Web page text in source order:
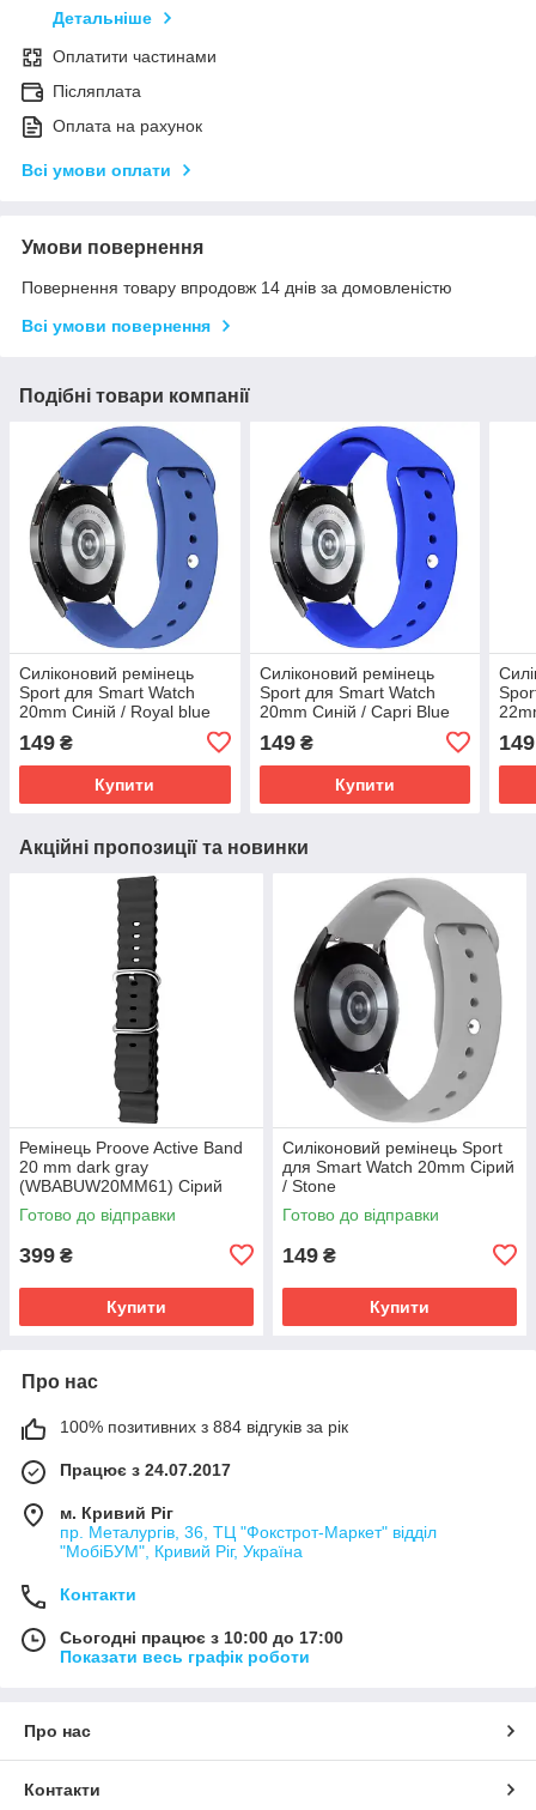
Детальніше
Оплатити частинами
Післяплата
Оплата на рахунок
Всі умови оплати
Умови повернення
Повернення товару впродовж 14 днів за домовленістю
Всі умови повернення
Подібні товари компанії
Силіконовий ремінець
Sport для Smart Watch
20mm Синій / Royal blue
149 ₴
Купити
Силіконовий ремінець
Sport для Smart Watch
20mm Синій / Capri Blue
149₴
Купити
149
Акційні пропозиції та новинки
Ремінець Proove Active Band
20 mm dark gray
(WBABUW20MM61) Сірий
Готово до відправки
399 ₴
Купити
Силіконовий ремінець Sport
для Smart Watch 20mm Сірий
/ Stone
Готово до відправки
149 ₴
Купити
Про нас
100% позитивних з 884 відгуків за рік
Працює з 24.07.2017
м. Кривий Ріг
пр. Металургів, 36, ТЦ "Фокстрот-Маркет" відділ
"МобіБУМ", Кривий Ріг, Україна
Контакти
Сьогодні працює з 10:00 до 17:00
Показати весь графік роботи
Про нас
Контакти